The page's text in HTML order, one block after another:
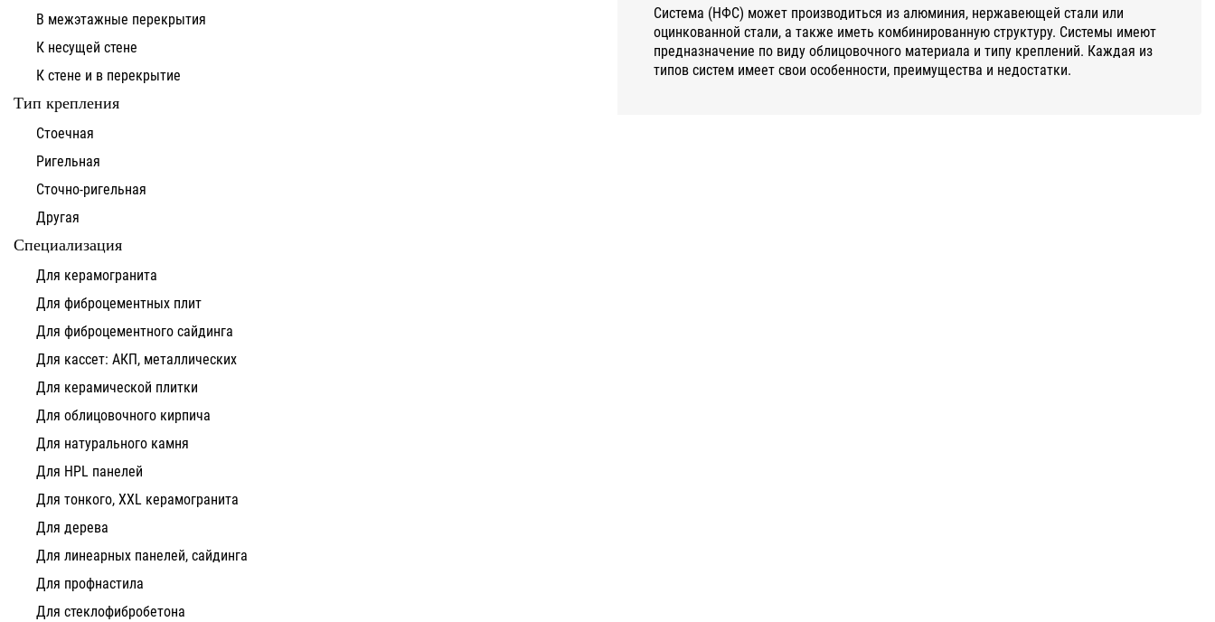
В межэтажные перекрытия
К несущей стене
К стене и в перекрытие
Тип крепления
Стоечная
Ригельная
Сточно-ригельная
Другая
Специализация
Для керамогранита
Для фиброцементных плит
Для фиброцементного сайдинга
Для кассет: АКП, металлических
Для керамической плитки
Для облицовочного кирпича
Для натурального камня
Для HPL панелей
Для тонкого, XXL керамогранита
Для дерева
Для линеарных панелей, сайдинга
Для профнастила
Для стеклофибробетона
Система (НФС) может производиться из алюминия, нержавеющей стали или
оцинкованной стали, а также иметь комбинированную структуру. Системы имеют
предназначение по виду облицовочного материала и типу креплений. Каждая из
типов систем имеет свои особенности, преимущества и недостатки.